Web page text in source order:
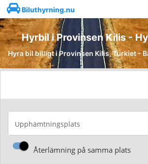
Biluthyrning.nu
Hyrbil i Provinsen Kilis -
Hyra bil billigt i Provinsen Kilis, Turkiet -
Upphämtningsplats
Återlämning på samma plats